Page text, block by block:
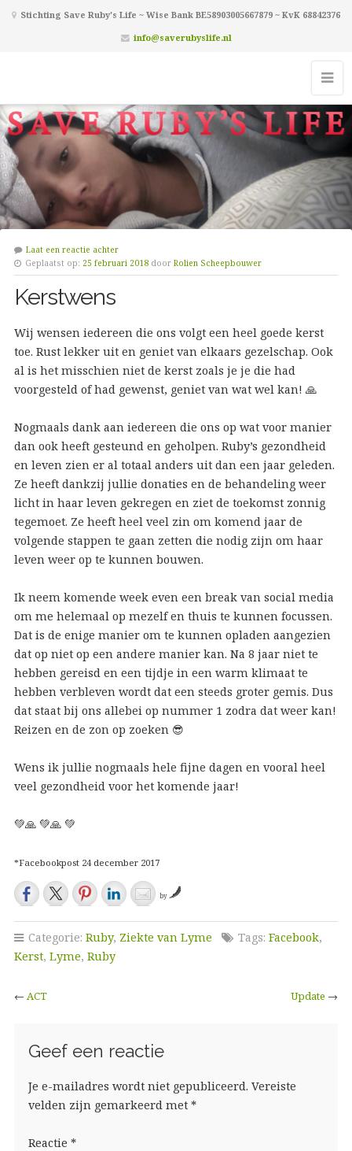
Stichting Save Ruby's Life ~ Wise Bank BE58903005667879 ~ KvK 68842376
info@saverubyslife.nl
Laat een reactie achter
Geplaatst op: 25 februari 2018 door Rolien Scheepbouwer
Kerstwens
Wij wensen iedereen die ons volgt een heel goede kerst
toe. Rust lekker uit en geniet van elkaars gezelschap. Ook
al is het misschien niet de kerst zoals je je die had
voorgesteld of had gewenst, geniet van wat wel kan! 🙏
Nogmaals dank aan iedereen die ons op wat voor manier
dan ook heeft gesteund en geholpen. Ruby’s gezondheid
en leven zien er al totaal anders uit dan een jaar geleden.
Ze heeft dankzij jullie donaties en de behandeling weer
licht in haar leven gekregen en ziet de toekomst zonnig
tegemoet. Ze heeft heel veel zin om komend jaar de
volgende stappen te gaan zetten die nodig zijn om haar
leven weer op te kunnen bouwen.
Ik neem komende week even een break van social media
om me helemaal op mezelf en thuis te kunnen focussen.
Dat is de enige manier om te kunnen opladen aangezien
dat op niet op een andere manier kan. Na 8 jaar niet te
hebben gereisd en een tijdje in een warm klimaat te
hebben verbleven wordt dat een steeds groter gemis. Dus
dat staat bij ons allebei op nummer 1 zodra dat weer kan!
Reizen en de zon op zoeken 😎
Wens ik jullie nogmaals hele fijne dagen en vooral heel
veel gezondheid voor het komende jaar!
💚🙏 💚🙏 💚
*Facebookpost 24 december 2017
by
Categorie: Ruby, Ziekte van Lyme Tags: Facebook,
Kerst, Lyme, Ruby
← ACT Update →
Geef een reactie
Je e-mailadres wordt niet gepubliceerd. Vereiste
velden zijn gemarkeerd met *
Reactie *